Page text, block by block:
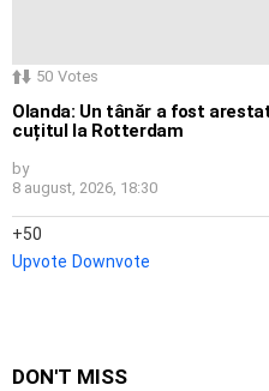
50 Votes
Olanda: Un tânăr a fost
cuțitul la Rotterdam
by
8 august, 2026, 18:30
50
Upvote Downvote
DON'T MISS